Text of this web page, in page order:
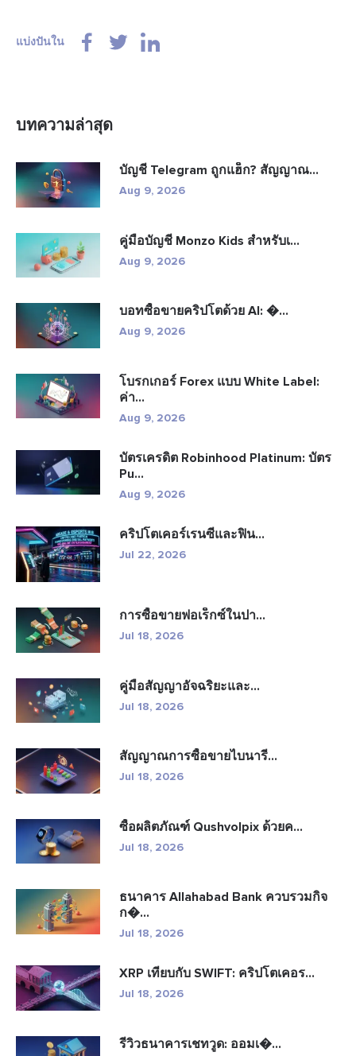
แบ่งปันใน
บทความล่าสุด
บัญชี Telegram ถูกแฮ็ก? สัญญาณ...
Aug 9, 2026
คู่มือบัญชี Monzo Kids สำหรับเ...
Aug 9, 2026
บอทซื้อขายคริปโตด้วย AI: �...
Aug 9, 2026
โบรกเกอร์ Forex แบบ White Label:
ค่า...
Aug 9, 2026
บัตรเครดิต Robinhood Platinum: บัตร
Pu...
Aug 9, 2026
คริปโตเคอร์เรนซีและฟิน...
Jul 22, 2026
การซื้อขายฟอเร็กซ์ในปา...
Jul 18, 2026
คู่มือสัญญาอัจฉริยะและ...
Jul 18, 2026
สัญญาณการซื้อขายไบนารี...
Jul 18, 2026
ซื้อผลิตภัณฑ์ Qushvolpix ด้วยค...
Jul 18, 2026
ธนาคาร Allahabad Bank ควบรวมกิจ
ก�...
Jul 18, 2026
XRP เทียบกับ SWIFT: คริปโตเคอร...
Jul 18, 2026
รีวิวธนาคารเชทวูด: ออมเ�...